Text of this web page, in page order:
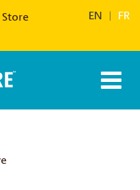
Store
EN FR